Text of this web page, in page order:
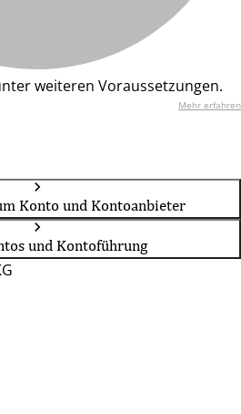
weiteren Voraussetzungen.
Mehr erfahren
Konto und Kontoanbieter
und Kontoführung